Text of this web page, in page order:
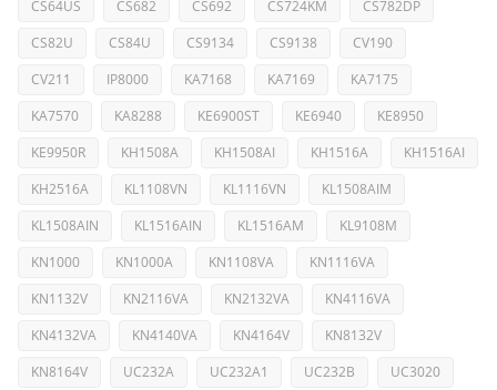
CS64US
CS682 CS692 CS724KM
CS782DP
CS82U
CS84U CS9134 CS9138
CV190
CV211
IP8000 KA7168 KA7169
KA7175
KA7570
KA8288 KE6900ST KE6940
KE8950
KE9950R
KH1508A KH1508AI KH1516A
KH1516AI
KH2516A
KL1108VN KL1116VN
KL1508AIM
KL1508AIN
KL1516AIN KL1516AM
KL9108M
KN1000
KN1000A KN1108VA
KN1116VA
KN1132V
KN2116VA KN2132VA
KN4116VA
KN4132VA
KN4140VA KN4164V
KN8132V
KN8164V
UC232A UC232A1 UC232B
UC3020